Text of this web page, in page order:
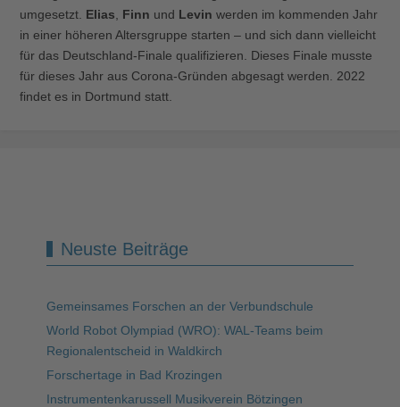
umgesetzt. Elias Finn und Levin werden im kommenden Jahr
in einer höheren Altersgruppe starten – und sich dann vielleicht
für das Deutschland-Finale qualifizieren. Dieses Finale musste
für dieses Jahr aus Corona-Gründen abgesagt werden. 2022
findet es in Dortmund statt.
Neuste Beiträge
Gemeinsames Forschen an der Verbundschule
World Robot Olympiad (WRO): WAL-Teams beim
Regionalentscheid in Waldkirch
Forschertage in Bad Krozingen
Instrumentenkarussell Musikverein Bötzingen